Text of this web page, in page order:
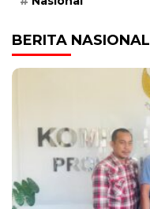
BERITA NASIONAL